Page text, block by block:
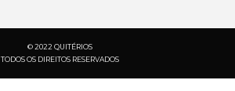
© 2022 QUITÉRIOS
TODOS OS DIREITOS RESERVADOS